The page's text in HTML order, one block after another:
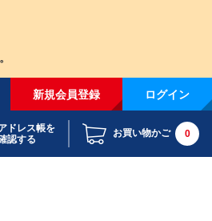
新規会員登録 ログイン
ドレス帳を
認する
お買い物かご 0